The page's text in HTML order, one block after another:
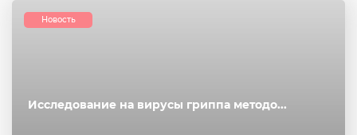
Исследование на вирусы гриппа методо...
Новость